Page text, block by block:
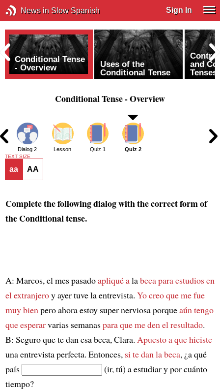
News in Slow Spanish Sign In
Conditional Tense
- Overview
Uses of the
Conditional Tense
and
Tenses
Conditional Tense - Overview
Dialog 2 Lesson Quiz 1 Quiz 2
TEXT SIZE
aa AA
Complete the following dialog with the correct form of
the Conditional tense.
A: Marcos, el mes pasadoapliqué alabeca para estudios en
el extranjeroy ayer tuve la entrevista. Yo creo que me fue
muy bien pero ahora estoy super nerviosa porqueaún tengo
que esperarvarias semanaspara que me den el resultado.
B: Seguro que te dan esa beca, Clara. Apuesto a que hiciste
una entrevista perfecta. Entonces, si te dan la beca, ¿a qué
país
(ir, tú) a estudiar y por cuánto
tiempo?